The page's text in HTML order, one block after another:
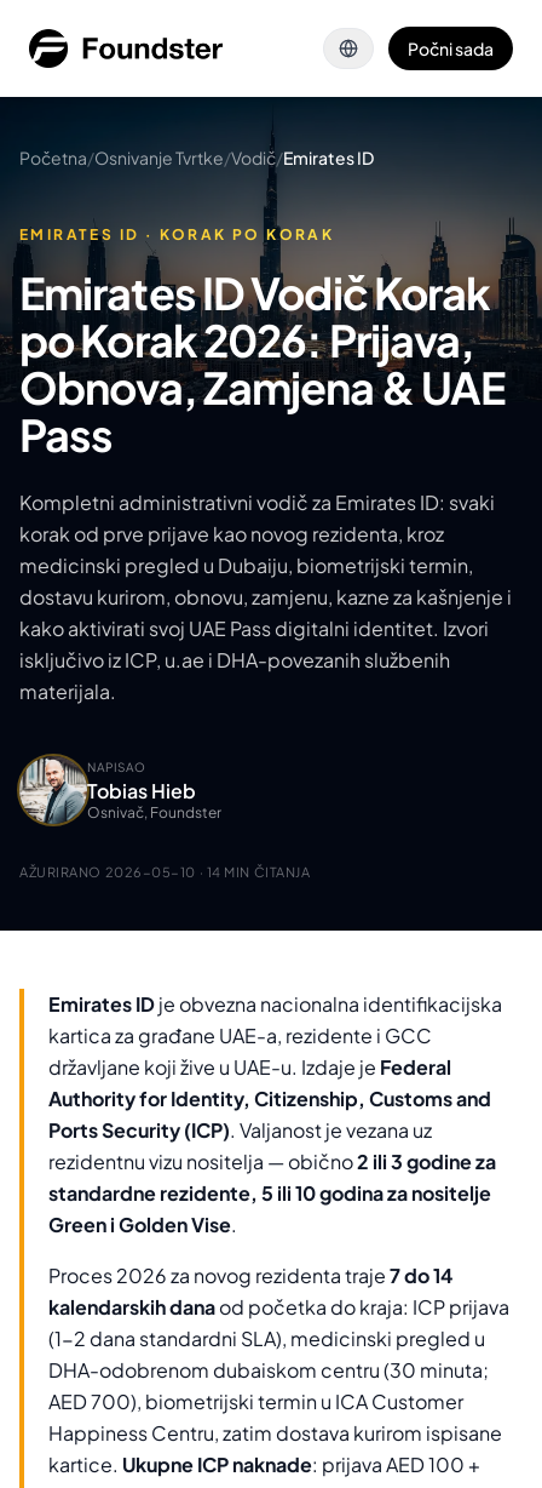
Počni sada
Početna/Osnivanje Tvrtke/Vodič/Emirates ID
EMIRATES ID · KORAK PO KORAK
Emirates ID Vodič Korak
po Korak 2026: Prijava,
Obnova, Zamjena & UAE
Pass
Kompletni administrativni vodič za Emirates ID: svaki
korak od prve prijave kao novog rezidenta, kroz
medicinski pregled u Dubaiju, biometrijski termin,
dostavu kurirom, obnovu, zamjenu, kazne za kašnjenje i
kako aktivirati svoj UAE Pass digitalni identitet. Izvori
isključivo iz ICP, u.ae i DHA-povezanih službenih
materijala.
NAPISAO
Tobias Hieb
Osnivač, Foundster
AŽURIRANO 2026-05-10 · 14 MIN ČITANJA
Emirates IDje obvezna nacionalna identifikacijska
kartica za građane UAE-a, rezidente i GCC
državljane koji žive u UAE-u. Izdaje je Federal
Authority for Identity, Citizenship, Customs and
Ports Security (ICP). Valjanost je vezana uz
rezidentnu vizu nositelja — obično2 ili 3 godine za
standardne rezidente, 5 ili 10 godina za nositelje
Green i Golden Vise.
Proces 2026 za novog rezidenta traje7 do 14
kalendarskih danaod početka do kraja: ICP prijava
(1-2 dana standardni SLA), medicinski pregled u
DHA-odobrenom dubaiskom centru (30 minuta;
AED 700), biometrijski termin u ICA Customer
Happiness Centru, zatim dostava kurirom ispisane
kartice. Ukupne ICP naknade: prijava AED 100 +